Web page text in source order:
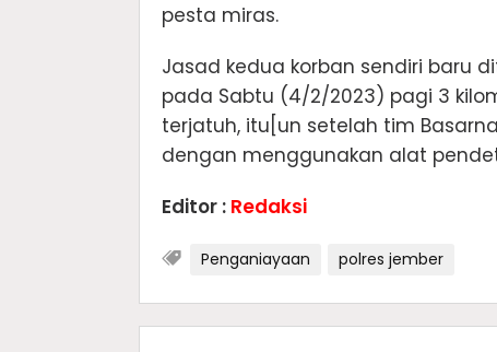
pesta miras.
Jasad kedua korban sendiri baru
pada Sabtu (4/2/2023) pagi 3
terjatuh, itu[un setelah tim
dengan menggunakan alat
Editor : Redaksi
Penganiayaan polres jember